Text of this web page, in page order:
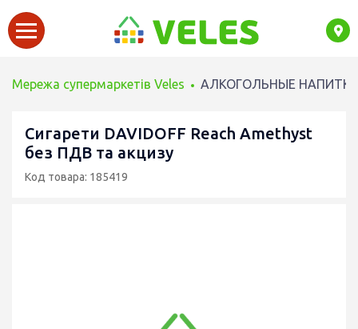
Мережа супермаркетів Veles АЛКОГОЛЬНЫЕ
Сигарети DAVIDOFF Reach Amethyst
без ПДВ та акцизу
Код товара: 185419